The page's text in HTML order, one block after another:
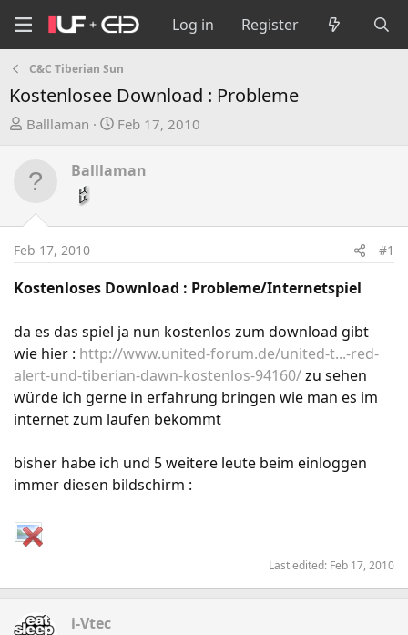
Log in Register
C&C Tiberian Sun
Kostenlosee Download : Probleme
T
e
d
s
t
a
e
r
Balllaman
S
d
t
e
Feb 17, 2010
Balllaman
Feb 17, 2010 #1
Kostenloses Download : Probleme/Internetspiel
da es das spiel ja nun kostenlos zum download gibt
wie hier : http://www.united-forum.de/united-t...-red-
alert-und-tiberian-dawn-kostenlos-94160/zu sehen
würde ich gerne in erfahrung bringen wie man es im
internet zum laufen bekommt
bisher habe ich und 5 weitere leute beim einloggen
immer diesen bildschirm :
Last edited: Feb 17, 2010
i-Vtec